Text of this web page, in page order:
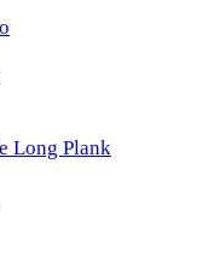
Long Plank